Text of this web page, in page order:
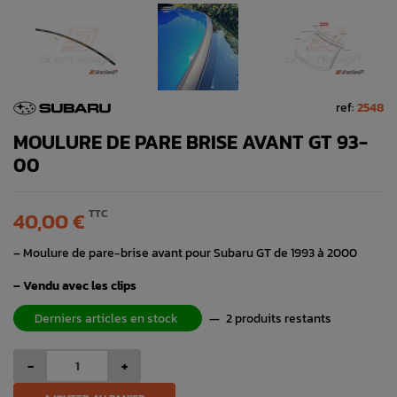
ref:2548
MOULURE DE PARE BRISE AVANT GT 93-
00
40,00 € TTC
– Moulure de pare-brise avant pour Subaru GT de 1993 à 2000
– Vendu avec les clips
Derniers articles en stock
— 2 produits restants
- +